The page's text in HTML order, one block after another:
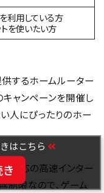
を利用している方
トを使いたい方
供するホームルーター
キャンペーンを開催し
人にぴったりのホー
5G対応の高速インター
制限なので、ゲーム
はこちら